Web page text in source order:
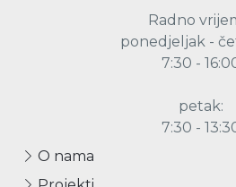
Radno
ponedjeljak -
7:30 -
petak:
7:30 -
O nama